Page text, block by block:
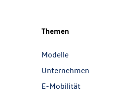
Themen
Modelle
Unternehmen
E-Mobilität